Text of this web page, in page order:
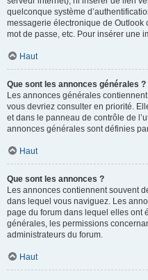
quelconque système
messagerie électronique de Outlook
mot de passe, etc. Pour insérer une
Haut
Que sont les annonces générales ?
Les annonces générales
vous devriez consulter en priorité.
et dans le panneau de contrôle de
annonces générales sont définies
Haut
Que sont les annonces ?
Les annonces contiennent souvent
dans lequel vous naviguez. Les
page du forum dans lequel elles ont
générales, les permissions
administrateurs du forum.
Haut